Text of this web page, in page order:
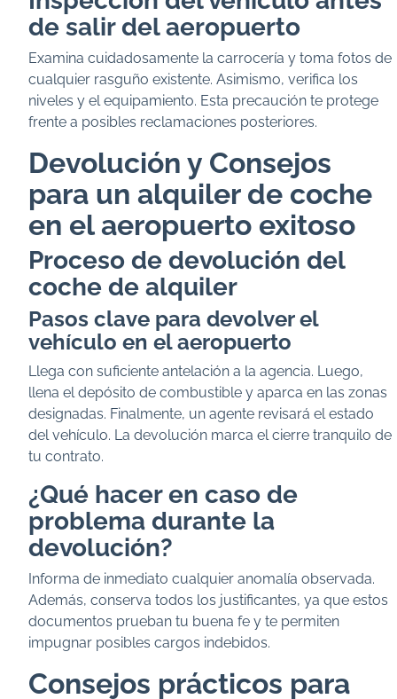
de salir del aeropuerto
Examina cuidadosamente la carrocería y toma fotos de
cualquier rasguño existente. Asimismo, verifica los
niveles y el equipamiento. Esta precaución te protege
frente a posibles reclamaciones posteriores.
Devolución y Consejos
para un alquiler de coche
en el aeropuerto exitoso
Proceso de devolución del
coche de alquiler
Pasos clave para devolver el
vehículo en el aeropuerto
Llega con suficiente antelación a la agencia. Luego,
llena el depósito de combustible y aparca en las zonas
designadas. Finalmente, un agente revisará el estado
del vehículo. La devolución marca el cierre tranquilo de
tu contrato.
¿Qué hacer en caso de
problema durante la
devolución?
Informa de inmediato cualquier anomalía observada.
Además, conserva todos los justificantes, ya que estos
documentos prueban tu buena fe y te permiten
impugnar posibles cargos indebidos.
Consejos prácticos para